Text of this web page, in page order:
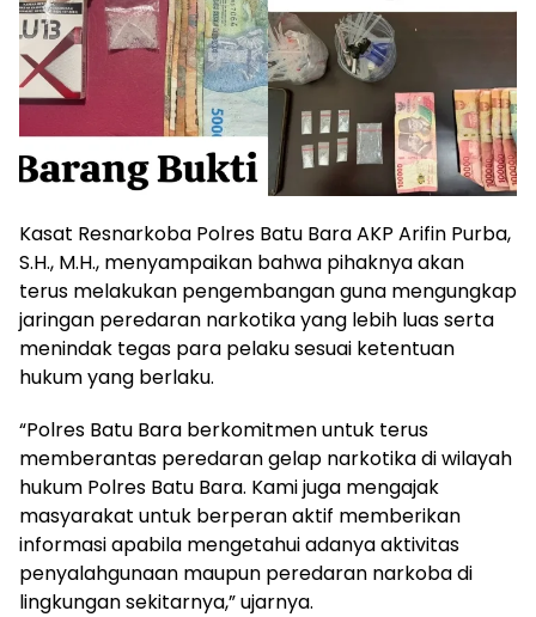
Kasat Resnarkoba Polres Batu Bara AKP Arifin Purba,
S.H., M.H., menyampaikan bahwa pihaknya akan
terus melakukan pengembangan guna mengungkap
jaringan peredaran narkotika yang lebih luas serta
menindak tegas para pelaku sesuai ketentuan
hukum yang berlaku.
“Polres Batu Bara berkomitmen untuk terus
memberantas peredaran gelap narkotika di wilayah
hukum Polres Batu Bara. Kami juga mengajak
masyarakat untuk berperan aktif memberikan
informasi apabila mengetahui adanya aktivitas
penyalahgunaan maupun peredaran narkoba di
lingkungan sekitarnya,” ujarnya.